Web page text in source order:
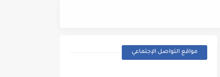
مواقع التواصل الإجتماعي